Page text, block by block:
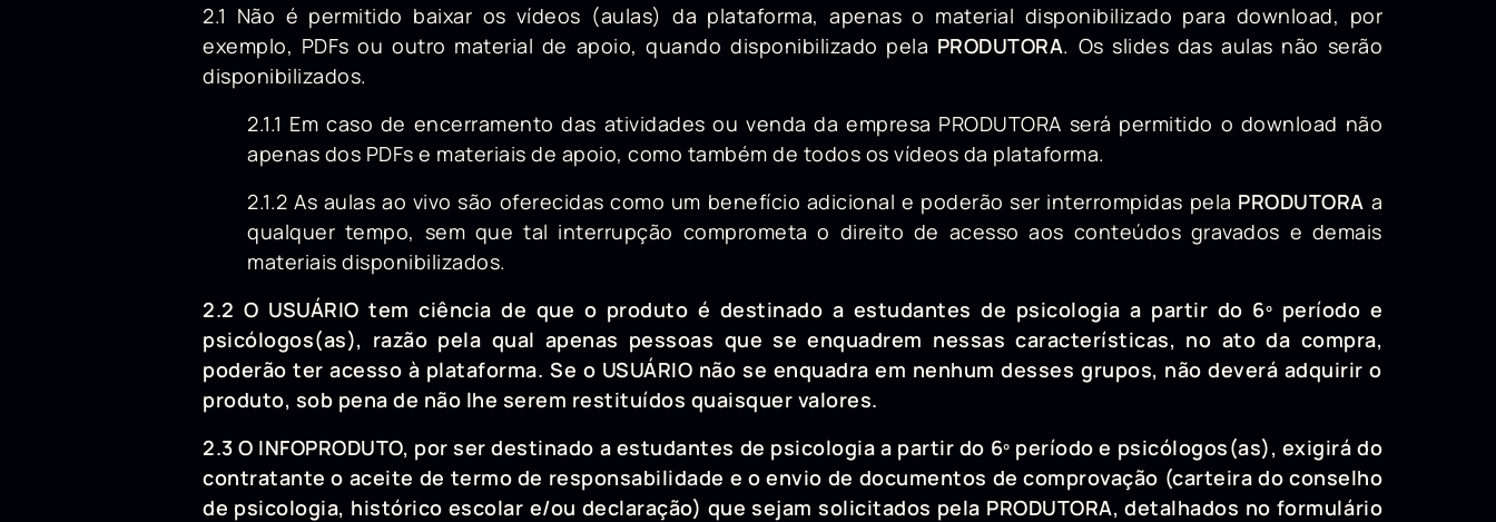
2.1 Não é permitido baixar os vídeos (aulas) da plataforma, apenas o material disponibilizado para download, por
exemplo, PDFs ou outro material de apoio, quando disponibilizado pela PRODUTORA. Os slides das aulas não serão
disponibilizados.
2.1.1 Em caso de encerramento das atividades ou venda da empresa PRODUTORA será permitido o download não
apenas dos PDFs e materiais de apoio, como também de todos os vídeos da plataforma.
2.1.2 As aulas ao vivo são oferecidas como um benefício adicional e poderão ser interrompidas pela PRODUTORA a
qualquer tempo, sem que tal interrupção comprometa o direito de acesso aos conteúdos gravados e demais
materiais disponibilizados.
2.2 O USUÁRIO tem ciência de que o produto é destinado a estudantes de psicologia a partir do 6º período e
psicólogos(as), razão pela qual apenas pessoas que se enquadrem nessas características, no ato da compra,
poderão ter acesso à plataforma. Se o USUÁRIO não se enquadra em nenhum desses grupos, não deverá adquirir o
produto, sob pena de não lhe serem restituídos quaisquer valores.
2.3 O INFOPRODUTO, por ser destinado a estudantes de psicologia a partir do 6º período e psicólogos(as), exigirá do
contratante o aceite de termo de responsabilidade e o envio de documentos de comprovação (carteira do conselho
de psicologia, histórico escolar e/ou declaração) que sejam solicitados pela PRODUTORA, detalhados no formulário